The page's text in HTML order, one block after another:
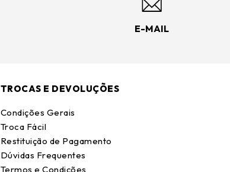
E-MAIL
TROCAS E DEVOLUÇÕES
Condições Gerais
Troca Fácil
Restituição de Pagamento
Dúvidas Frequentes
Termos e Condições